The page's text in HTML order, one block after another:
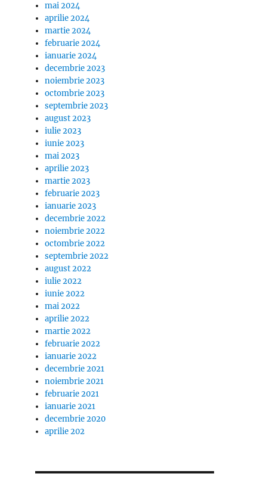
mai 2024
aprilie 2024
martie 2024
februarie 2024
ianuarie 2024
decembrie 2023
noiembrie 2023
octombrie 2023
septembrie 2023
august 2023
iulie 2023
iunie 2023
mai 2023
aprilie 2023
martie 2023
februarie 2023
ianuarie 2023
decembrie 2022
noiembrie 2022
octombrie 2022
septembrie 2022
august 2022
iulie 2022
iunie 2022
mai 2022
aprilie 2022
martie 2022
februarie 2022
ianuarie 2022
decembrie 2021
noiembrie 2021
februarie 2021
ianuarie 2021
decembrie 2020
aprilie 202